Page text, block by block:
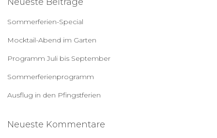
n
c
h
Sommerferien-Special
Mocktail-Abend im Garten
Programm Juli bis September
Sommerferienprogramm
Ausflug in den Pfingstferien
Neueste Kommentare